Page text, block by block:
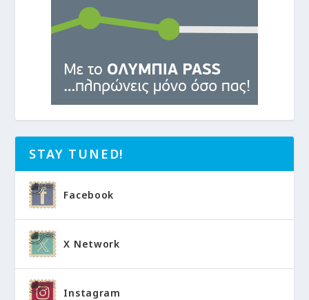
STAY TUNED!
Facebook
X Network
Instagram